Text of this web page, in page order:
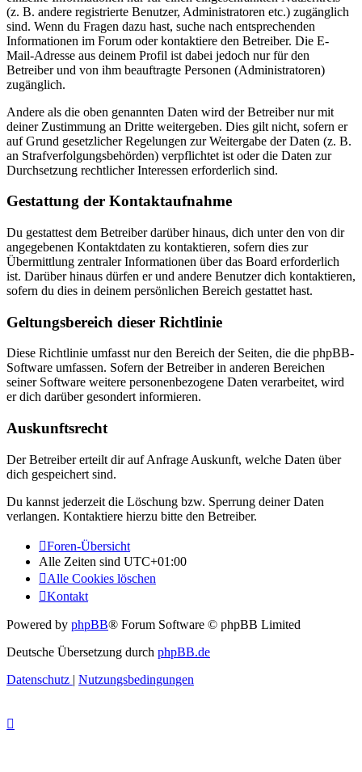
(z. B. andere registrierte Benutzer, Administratoren etc.) zugänglich
sind. Wenn du Fragen dazu hast, suche nach entsprechenden
Informationen im Forum oder kontaktiere den Betreiber. Die E-
Mail-Adresse aus deinem Profil ist dabei jedoch nur für den
Betreiber und von ihm beauftragte Personen (Administratoren)
zugänglich.
Andere als die oben genannten Daten wird der Betreiber nur mit
deiner Zustimmung an Dritte weitergeben. Dies gilt nicht, sofern er
auf Grund gesetzlicher Regelungen zur Weitergabe der Daten (z. B.
an Strafverfolgungsbehörden) verpflichtet ist oder die Daten zur
Durchsetzung rechtlicher Interessen erforderlich sind.
Gestattung der Kontaktaufnahme
Du gestattest dem Betreiber darüber hinaus, dich unter den von dir
angegebenen Kontaktdaten zu kontaktieren, sofern dies zur
Übermittlung zentraler Informationen über das Board erforderlich
ist. Darüber hinaus dürfen er und andere Benutzer dich kontaktieren,
sofern du dies in deinem persönlichen Bereich gestattet hast.
Geltungsbereich dieser Richtlinie
Diese Richtlinie umfasst nur den Bereich der Seiten, die die phpBB-
Software umfassen. Sofern der Betreiber in anderen Bereichen
seiner Software weitere personenbezogene Daten verarbeitet, wird
er dich darüber gesondert informieren.
Auskunftsrecht
Der Betreiber erteilt dir auf Anfrage Auskunft, welche Daten über
dich gespeichert sind.
Du kannst jederzeit die Löschung bzw. Sperrung deiner Daten
verlangen. Kontaktiere hierzu bitte den Betreiber.
Foren-Übersicht
Alle Zeiten sind UTC+01:00
Alle Cookies löschen
Kontakt
Powered by phpBB® Forum Software © phpBB Limited
Deutsche Übersetzung durch phpBB.de
Datenschutz | Nutzungsbedingungen